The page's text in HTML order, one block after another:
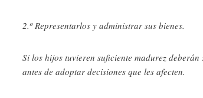
2.º Representarlos y administrar sus bienes.
Si los hijos tuvieren suficiente madurez deberán
antes de adoptar decisiones que les afecten.